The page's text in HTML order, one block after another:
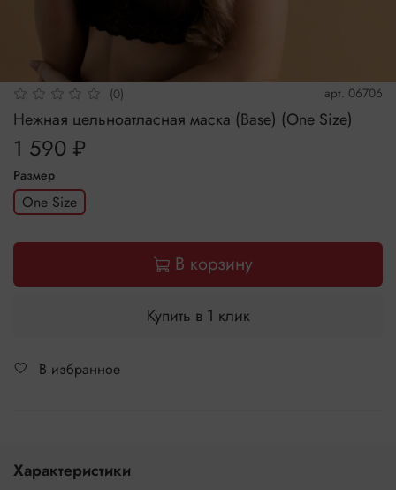
(0) арт. 06706
Нежная цельноатласная маска (Base) (One Size)
1 590 ₽
Размер
One Size
В корзину
Купить в 1 клик
В избранное
Характеристики